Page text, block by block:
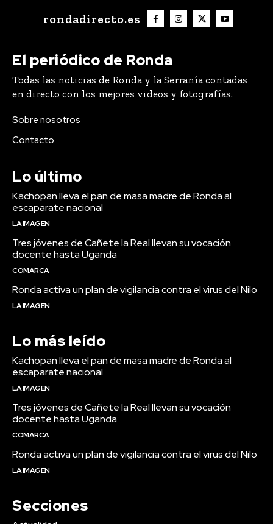
rondadirecto.es
El periódico de Ronda
Todas las noticias de Ronda y la Serranía contadas
en directo con los mejores videos y fotografías.
Sobre nosotros
Contacto
Lo último
Kachopan lleva el pan de masa madre de Ronda al
escaparate nacional
LA IMAGEN
Tres jóvenes de Cañete la Real llevan su vocación
docente hasta Uganda
COMARCA
Ronda activa un plan de vigilancia contra el virus del Nilo
LA IMAGEN
Lo más leído
Kachopan lleva el pan de masa madre de Ronda al
escaparate nacional
LA IMAGEN
Tres jóvenes de Cañete la Real llevan su vocación
docente hasta Uganda
COMARCA
Ronda activa un plan de vigilancia contra el virus del Nilo
LA IMAGEN
Secciones